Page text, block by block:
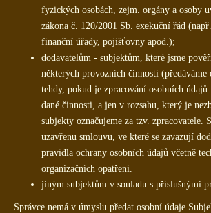
fyzických osobách, zejm. orgány a osoby
zákona č. 120/2001 Sb. exekuční řád
finanční úřady, pojišťovny apod.);
dodavatelům - subjektům, které jsme
některých provozních činností (předáváme
tehdy, pokud je zpracování osobních
dané činnosti, a jen v rozsahu, který je
subjekty označujeme za tzv. zpracovatele.
uzavřenu smlouvu, ve které se zavazují
pravidla ochrany osobních údajů včetně
organizačních opatření.
jiným subjektům v souladu s příslušnými
Správce nemá v úmyslu předat osobní údaje